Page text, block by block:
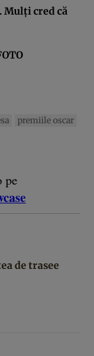
Mulţi cred că
premiile oscar
pe
de trasee